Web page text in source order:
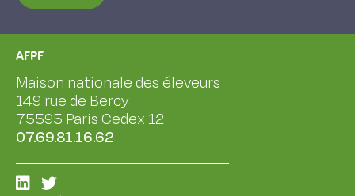
AFPF
Maison nationale des éleveurs
149 rue de Bercy
75595 Paris Cedex 12
07.69.81.16.62